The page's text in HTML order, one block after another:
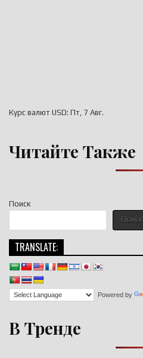
Поиск
Поиск
TRANSLATE:
Powered by
В Тренде
Курс валют USD: Пт, 7 Авг.
Читайте Также